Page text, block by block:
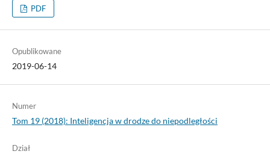
PDF
Opublikowane
2019-06-14
Numer
Tom 19 (2018): Inteligencja w drodze do niepodległości
Dział